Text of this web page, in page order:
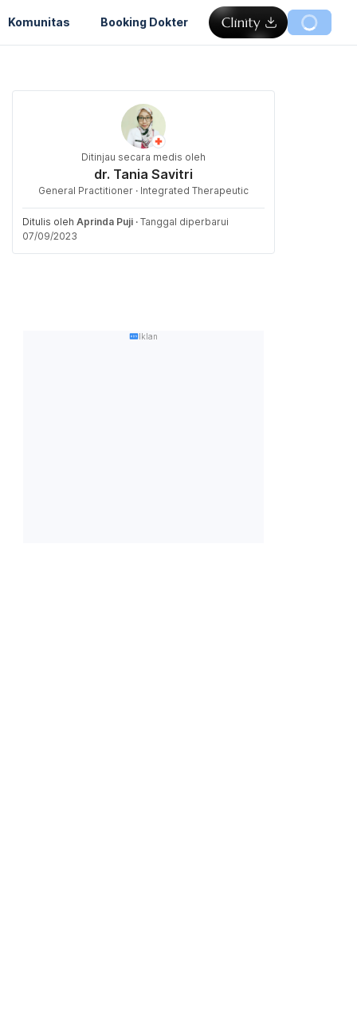
Komunitas Booking Dokter
Ditinjau secara medis oleh
dr. Tania Savitri
General Practitioner · Integrated Therapeutic
Ditulis oleh Aprinda Puji · Tanggal diperbarui
07/09/2023
Iklan